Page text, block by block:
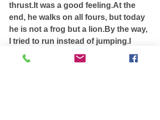
thrust.It was a good feeling.At the
end, he walks on all fours, but today
he is not a frog but a lion.By the way,
I tried to run instead of jumping.I
made a big difference.It's quite a
bean fist.Tomorrow is Nanae.